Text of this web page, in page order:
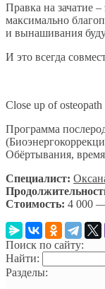
Правка на зачатие
максимально
и вынашивания
И это всегда
Close up of
Программа
Обёртывания,
Специалист:
Стоимость: 4 000
Поиск по сайту:
Найти:
Разделы: